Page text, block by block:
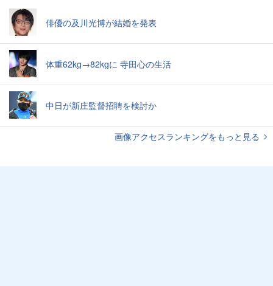
俳優の及川光博が結婚を発表
体重62kg→82kgに 寺田心の生活
中日が新庄監督招聘を検討か
画像アクセスランキングをもっと見る